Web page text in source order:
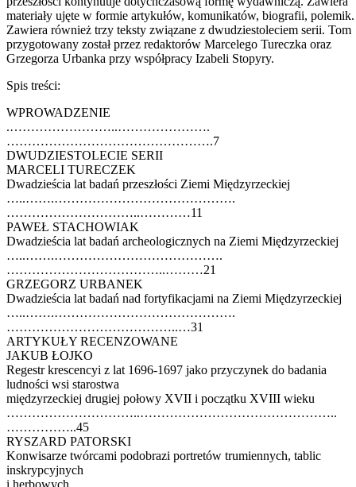
materiały ujęte w formie artykułów, komunikatów, biografii, polemik.
Zawiera również trzy teksty związane z dwudziestoleciem serii. Tom
przygotowany został przez redaktorów Marcelego Tureczka oraz
Grzegorza Urbanka przy współpracy Izabeli Stopyry.
Spis treści:
WPROWADZENIE
.……………………..………………….
………………………………………….7
DWUDZIESTOLECIE SERII
MARCELI TURECZEK
Dwadzieścia lat badań przeszłości Ziemi Międzyrzeckiej
…..…….…………………………………….
…………………………..…………11
PAWEŁ STACHOWIAK
Dwadzieścia lat badań archeologicznych na Ziemi Międzyrzeckiej
…..…….………………………………….
………………………………..………21
GRZEGORZ URBANEK
Dwadzieścia lat badań nad fortyfikacjami na Ziemi Międzyrzeckiej
…..…….…………………………………….
…………………………………..…31
ARTYKUŁY RECENZOWANE
JAKUB ŁOJKO
Regestr krescencyi z lat 1696-1697 jako przyczynek do badania
ludności wsi starostwa
międzyrzeckiej drugiej połowy XVII i początku XVIII wieku
…………………………..………………………………………..
……………..45
RYSZARD PATORSKI
Konwisarze twórcami podobrazi portretów trumiennych, tablic
inskrypcyjnych
i herbowych